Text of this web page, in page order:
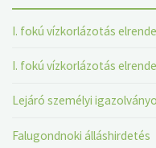
I. fokú vízkorlázotás
I. fokú vízkorlázotás
Lejáró személyi
Falugondnoki álláshirdetés